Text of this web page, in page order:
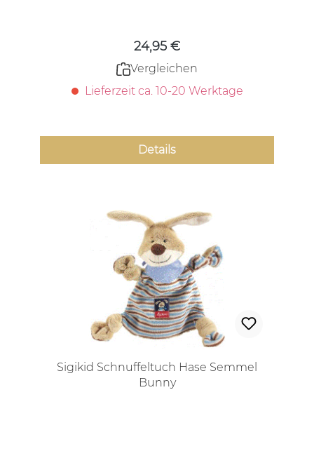
24,95 €
Vergleichen
Lieferzeit ca. 10-20 Werktage
Details
Sigikid Schnuffeltuch Hase Semmel
Bunny